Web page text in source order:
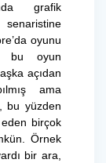
grafik
senaristine
oyunu
bu oyun
açıdan
ama
bu yüzden
birçok
Örnek
bir ara,